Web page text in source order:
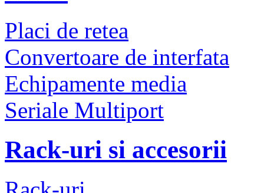
Placi de retea
Convertoare de interfata
Echipamente media
Seriale Multiport
Rack-uri si accesorii